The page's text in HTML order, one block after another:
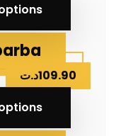
109.90د.ت